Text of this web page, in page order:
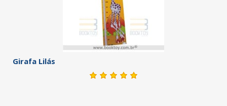
Girafa Lilás